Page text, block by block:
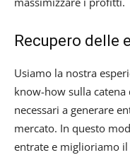
Recupero delle
Usiamo la nostra
know-how sulla
necessari a generare
mercato. In questo
entrate e miglioriamo